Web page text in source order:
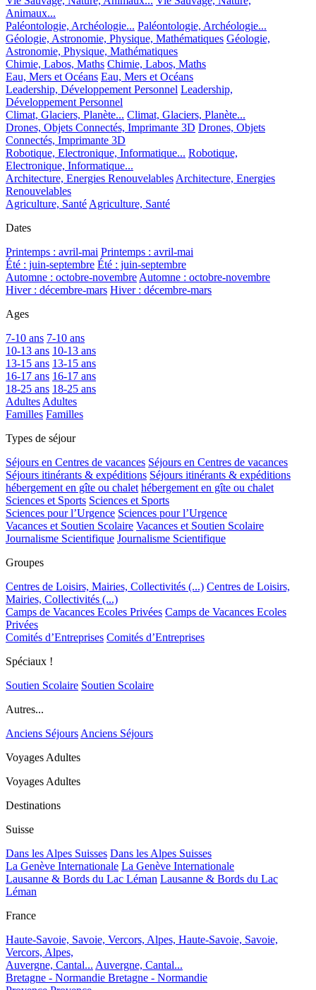
Animaux...
Paléontologie, Archéologie... Paléontologie, Archéologie...
Géologie, Astronomie, Physique, Mathématiques Géologie,
Astronomie, Physique, Mathématiques
Chimie, Labos, Maths Chimie, Labos, Maths
Eau, Mers et Océans Eau, Mers et Océans
Leadership, Développement Personnel Leadership,
Développement Personnel
Climat, Glaciers, Planète... Climat, Glaciers, Planète...
Drones, Objets Connectés, Imprimante 3D Drones, Objets
Connectés, Imprimante 3D
Robotique, Electronique, Informatique... Robotique,
Electronique, Informatique...
Architecture, Energies Renouvelables Architecture, Energies
Renouvelables
Agriculture, Santé Agriculture, Santé
Dates
Printemps : avril-mai Printemps : avril-mai
Été : juin-septembre Été : juin-septembre
Automne : octobre-novembre Automne : octobre-novembre
Hiver : décembre-mars Hiver : décembre-mars
Ages
7-10 ans 7-10 ans
10-13 ans 10-13 ans
13-15 ans 13-15 ans
16-17 ans 16-17 ans
18-25 ans 18-25 ans
Adultes Adultes
Familles Familles
Types de séjour
Séjours en Centres de vacances Séjours en Centres de vacances
Séjours itinérants & expéditions Séjours itinérants & expéditions
hébergement en gîte ou chalet hébergement en gîte ou chalet
Sciences et Sports Sciences et Sports
Sciences pour l’Urgence Sciences pour l’Urgence
Vacances et Soutien Scolaire Vacances et Soutien Scolaire
Journalisme Scientifique Journalisme Scientifique
Groupes
Centres de Loisirs, Mairies, Collectivités (...) Centres de Loisirs,
Mairies, Collectivités (...)
Camps de Vacances Ecoles Privées Camps de Vacances Ecoles
Privées
Comités d’Entreprises Comités d’Entreprises
Spéciaux !
Soutien Scolaire Soutien Scolaire
Autres...
Anciens Séjours Anciens Séjours
Voyages Adultes
Voyages Adultes
Destinations
Suisse
Dans les Alpes Suisses Dans les Alpes Suisses
La Genève Internationale La Genève Internationale
Lausanne & Bords du Lac Léman Lausanne & Bords du Lac
Léman
France
Haute-Savoie, Savoie, Vercors, Alpes, Haute-Savoie, Savoie,
Vercors, Alpes,
Auvergne, Cantal... Auvergne, Cantal...
Bretagne - Normandie Bretagne - Normandie